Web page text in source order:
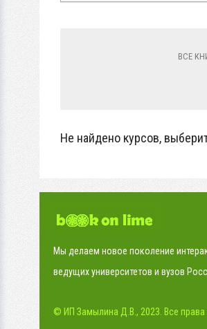
ВСЕ
Не найдено курсов,
Мы делаем новое поколение
ведущих университетов и вузов
© ИП Замылина Д.В., 2023. Все